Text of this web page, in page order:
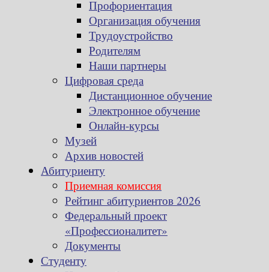
Профориентация
Организация обучения
Трудоустройство
Родителям
Наши партнеры
Цифровая среда
Дистанционное обучение
Электронное обучение
Онлайн-курсы
Музей
Архив новостей
Абитуриенту
Приемная комиссия
Рейтинг абитуриентов 2026
Федеральный проект
«Профессионалитет»
Документы
Студенту